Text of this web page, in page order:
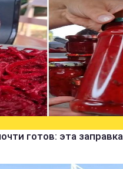
готов: эта